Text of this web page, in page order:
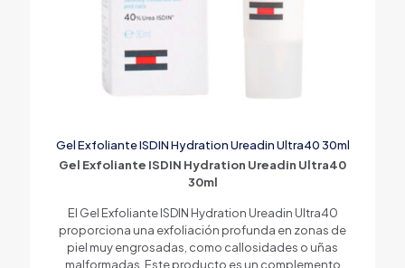
Gel Exfoliante ISDIN Hydration Ureadin Ultra40 30ml
Gel Exfoliante ISDIN Hydration Ureadin Ultra40
30ml
El Gel Exfoliante ISDIN Hydration Ureadin Ultra40
proporciona una exfoliación profunda en zonas de
piel muy engrosadas, como callosidades o uñas
malformadas. Este producto es un complemento